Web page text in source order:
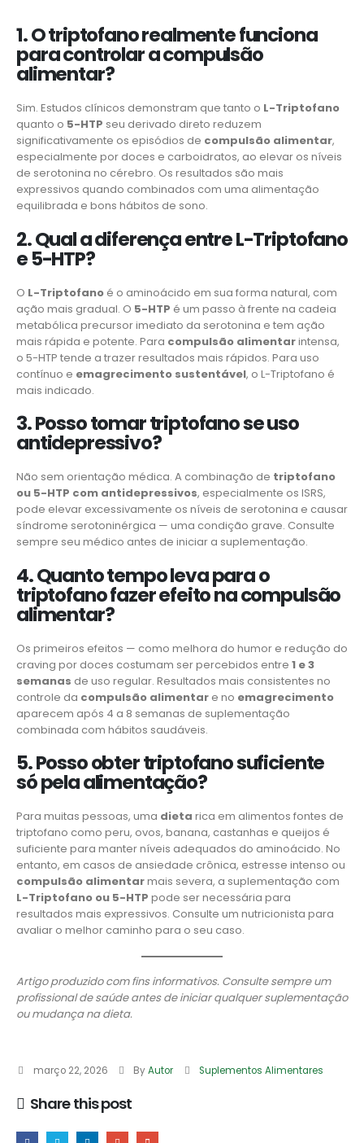
1. O triptofano realmente funciona
para controlar a compulsão
alimentar?
Sim. Estudos clínicos demonstram que tanto o L-Triptofano
quanto o 5-HTP seu derivado direto reduzem
significativamente os episódios de compulsão alimentar,
especialmente por doces e carboidratos, ao elevar os níveis
de serotonina no cérebro. Os resultados são mais
expressivos quando combinados com uma alimentação
equilibrada e bons hábitos de sono.
2. Qual a diferença entre L-Triptofano
e 5-HTP?
O L-Triptofano é o aminoácido em sua forma natural, com
ação mais gradual. O 5-HTP é um passo à frente na cadeia
metabólica precursor imediato da serotonina e tem ação
mais rápida e potente. Para compulsão alimentarintensa,
o 5-HTP tende a trazer resultados mais rápidos. Para uso
contínuo e emagrecimento sustentável, o L-Triptofano é
mais indicado.
3. Posso tomar triptofano se uso
antidepressivo?
Não sem orientação médica. A combinação de triptofano
ou 5-HTP com antidepressivos, especialmente os ISRS,
pode elevar excessivamente os níveis de serotonina e causar
síndrome serotoninérgica — uma condição grave. Consulte
sempre seu médico antes de iniciar a suplementação.
4. Quanto tempo leva para o
triptofano fazer efeito na compulsão
alimentar?
Os primeiros efeitos — como melhora do humor e redução do
craving por doces costumam ser percebidos entre 1 e 3
semanas de uso regular. Resultados mais consistentes no
controle da compulsão alimentar e no emagrecimento
aparecem após 4 a 8 semanas de suplementação
combinada com hábitos saudáveis.
5. Posso obter triptofano suficiente
só pela alimentação?
Para muitas pessoas, uma dieta rica em alimentos fontes de
triptofano como peru, ovos, banana, castanhas e queijos é
suficiente para manter níveis adequados do aminoácido. No
entanto, em casos de ansiedade crônica, estresse intenso ou
compulsão alimentarmais severa, a suplementação com
L-Triptofano ou 5-HTP pode ser necessária para
resultados mais expressivos. Consulte um nutricionista para
avaliar o melhor caminho para o seu caso.
Artigo produzido com fins informativos. Consulte sempre um
profissional de saúde antes de iniciar qualquer suplementação
ou mudança na dieta.
março 22, 2026 By Autor Suplementos Alimentares
Share this post